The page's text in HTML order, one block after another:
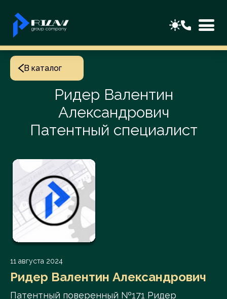
В каталог
Ридер Валентин
Александрович
Патентный специалист
11 августа 2024
Ридер Валентин Александрович
Патентный поверенный №171 Ридер